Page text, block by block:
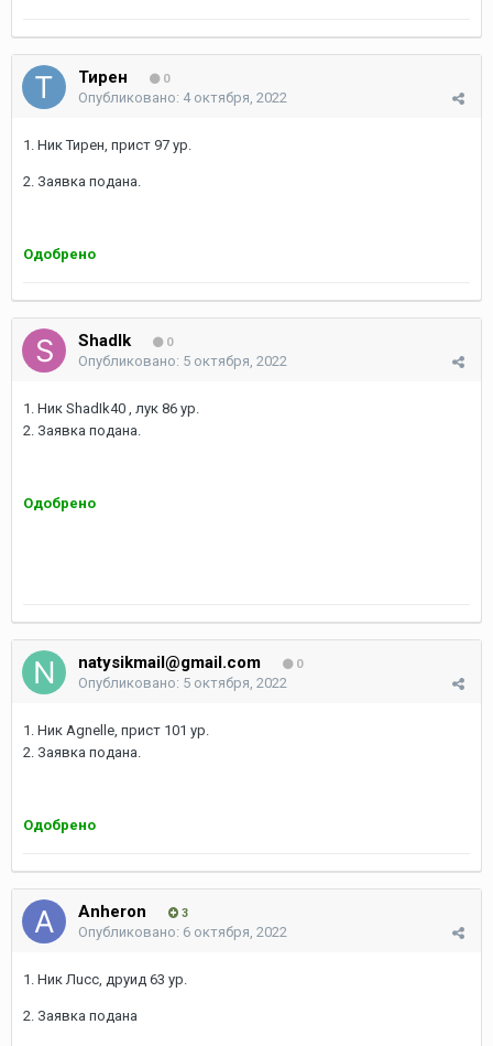
Тирен 0
Опубликовано: 4 октября, 2022
1. Ник Тирен, прист 97 ур.
2. Заявка подана.
Одобрено
ShadIk 0
Опубликовано: 5 октября, 2022
1. Ник ShadIk40 , лук 86 ур.
2. Заявка подана.
Одобрено
natysikmail@gmail.com 0
Опубликовано: 5 октября, 2022
1. Ник Agnelle, прист 101 ур.
2. Заявка подана.
Одобрено
Anheron 3
Опубликовано: 6 октября, 2022
1. Ник Лucc, друид 63 ур.
2. Заявка подана